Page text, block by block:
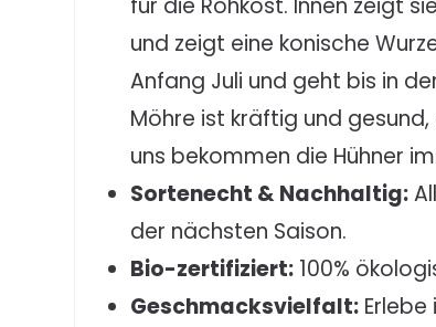
und zeigt eine konische
Anfang Juli und geht bis in
Möhre ist kräftig und
uns bekommen die Hühner
Sortenecht & Nachhaltig:
der nächsten Saison.
Bio-zertifiziert: 100%
Geschmacksvielfalt: